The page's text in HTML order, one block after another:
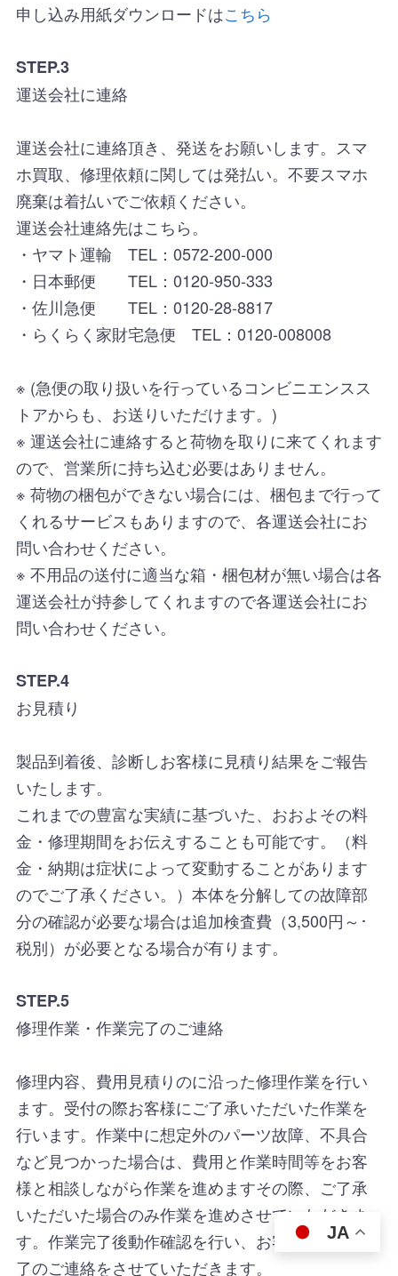
申し込み用紙ダウンロードはこちら
STEP.3
運送会社に連絡
運送会社に連絡頂き、発送をお願いします。スマ
ホ買取、修理依頼に関しては発払い。不要スマホ
廃棄は着払いでご依頼ください。
運送会社連絡先はこちら。
・ヤマト運輸 TEL：0572-200-000
・日本郵便 TEL：0120-950-333
・佐川急便 TEL：0120-28-8817
・らくらく家財宅急便 TEL：0120-008008
※ (急便の取り扱いを行っているコンビニエンスス
トアからも、お送りいただけます。)
※ 運送会社に連絡すると荷物を取りに来てくれます
ので、営業所に持ち込む必要はありません。
※ 荷物の梱包ができない場合には、梱包まで行って
くれるサービスもありますので、各運送会社にお
問い合わせください。
※ 不用品の送付に適当な箱・梱包材が無い場合は各
運送会社が持参してくれますので各運送会社にお
問い合わせください。
STEP.4
お見積り
製品到着後、診断しお客様に見積り結果をご報告
いたします。
これまでの豊富な実績に基づいた、おおよその料
金・修理期間をお伝えすることも可能です。（料
金・納期は症状によって変動することがあります
のでご了承ください。）本体を分解しての故障部
分の確認が必要な場合は追加検査費（3,500円～･
税別）が必要となる場合が有ります。
STEP.5
修理作業・作業完了のご連絡
修理内容、費用見積りのに沿った修理作業を行い
ます。受付の際お客様にご了承いただいた作業を
行います。作業中に想定外のパーツ故障、不具合
など見つかった場合は、費用と作業時間等をお客
様と相談しながら作業を進めますその際、ご了承
いただいた場合のみ作業を進めさせていただきま
す。作業完了後動作確認を行い、お客様に修理完
了のご連絡をさせていただきます。
JA